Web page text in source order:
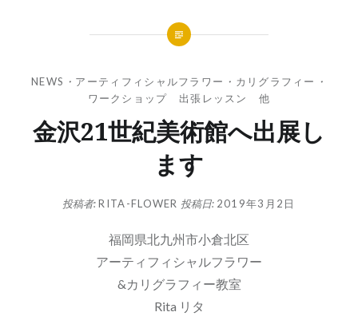
NEWS ・ アーティフィシャルフラワー ・ カリグラフィー ・
ワークショップ 出張レッスン 他
金沢21世紀美術館へ出展し
ます
投稿者:RITA-FLOWER 投稿日: 2019年3月2日
福岡県北九州市小倉北区
アーティフィシャルフラワー
&カリグラフィー教室
Rita リタ